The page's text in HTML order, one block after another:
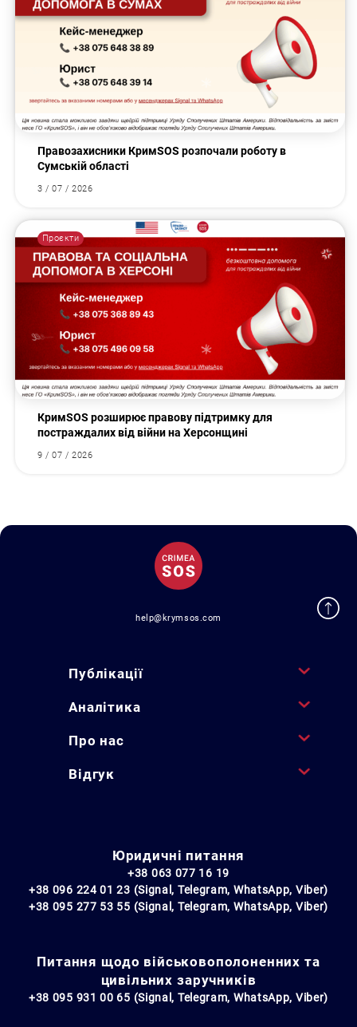
Правозахисники КримSOS розпочали роботу в
Сумській області
3 / 07 / 2026
Проєкти
КримSOS розширює правову підтримку для
постраждалих від війни на Херсонщині
9 / 07 / 2026
help@krymsos.com
Публікації
Аналітика
Про нас
Відгук
Юридичні питання
+38 063 077 16 19
+38 096 224 01 23 (Signal, Telegram, WhatsApp, Viber)
+38 095 277 53 55 (Signal, Telegram, WhatsApp, Viber)
Питання щодо військовополоненних та
цивільних заручників
+38 095 931 00 65 (Signal, Telegram, WhatsApp, Viber)